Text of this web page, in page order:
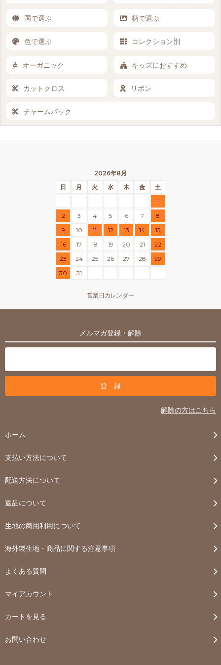
国で選ぶ 柄で選ぶ
色で選ぶ コレクション別
オーガニック キッズにおすすめ
カットクロス リボン
チャームパック
2026年8月
日
月 火 水 木 金
土
1
2
3 4 5 6 7
8
9
10 11 12 13 14
15
16
17 18 19 20 21
22
23
24 25 26 27 28
29
30
31
営業日カレンダー
メルマガ登録・解除
解除の方はこちら
ホーム
支払い方法について
配送方法について
返品について
生地の商用利用について
海外製生地・商品に関する注意事項
よくある質問
マイアカウント
カートを見る
お問い合わせ